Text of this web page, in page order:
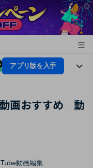
アプリ版を入手
画おすすめ｜動
動画編集